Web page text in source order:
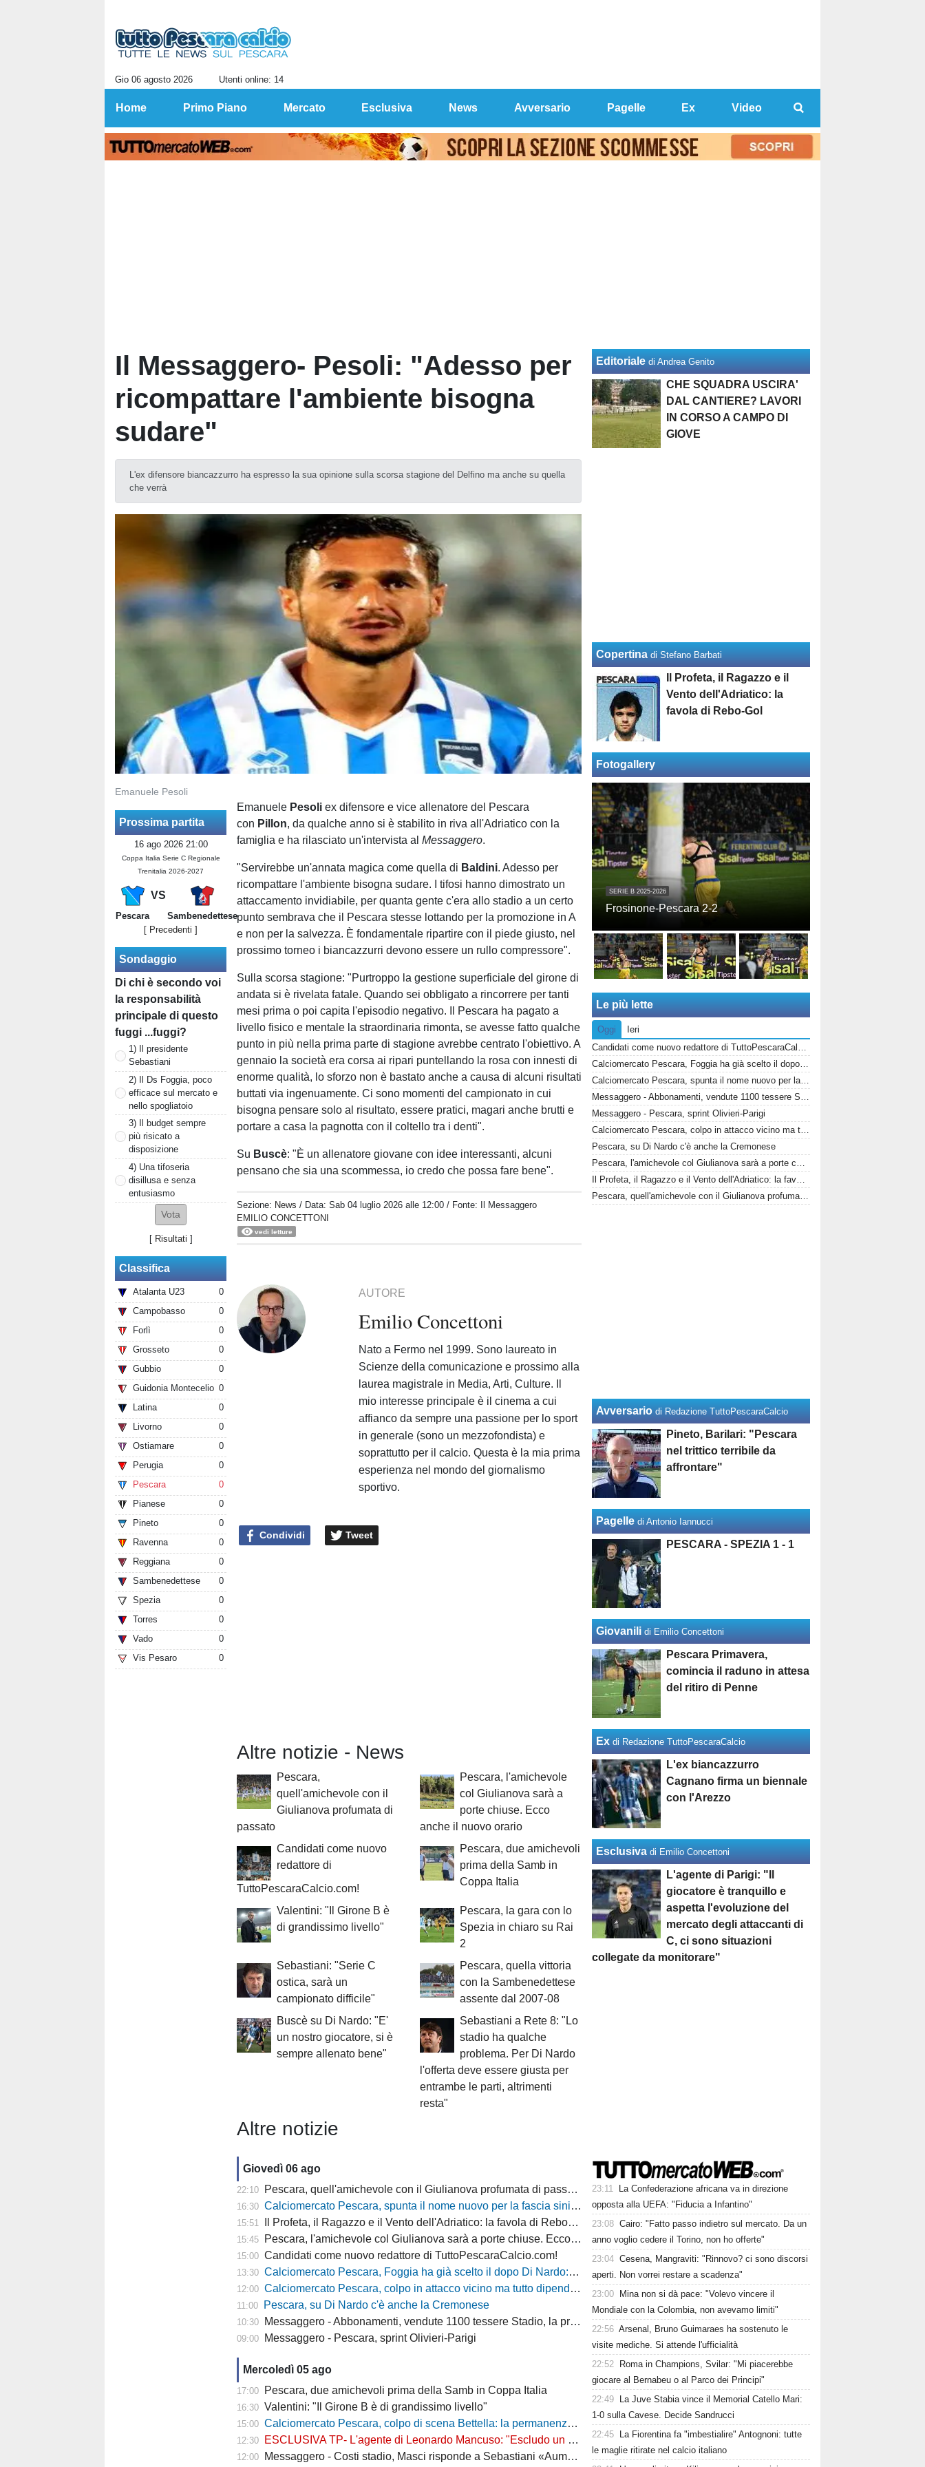
Gio 06 agosto 2026 Utenti online: 14
Home Primo Piano Mercato Esclusiva News Avversario Pagelle Ex Video
Il Messaggero- Pesoli: "Adesso per
ricompattare l'ambiente bisogna
sudare"
L'ex difensore biancazzurro ha espresso la sua opinione sulla scorsa stagione del Delfino ma anche su quella
che verrà
Emanuele Pesoli
Prossima partita
16 ago 2026 21:00
Coppa Italia Serie C Regionale
Trenitalia 2026-2027
VS
Pescara
Sambenedettese
[ Precedenti ]
Sondaggio
Di chi è secondo voi
la responsabilità
principale di questo
fuggi ...fuggi?
1) Il presidente
Sebastiani
2) Il Ds Foggia, poco
efficace sul mercato e
nello spogliatoio
3) Il budget sempre
più risicato a
disposizione
4) Una tifoseria
disillusa e senza
entusiasmo
[ Risultati ]
Classifica
Atalanta U23
0
Campobasso
0
Forlì
0
Grosseto
0
Gubbio
0
Guidonia Montecelio 0
Latina
0
Livorno
0
Ostiamare
0
Perugia
0
Pescara
0
Pianese
0
Pineto
0
Ravenna
0
Reggiana
0
Sambenedettese
0
Spezia
0
Torres
0
Vado
0
Vis Pesaro
0
Emanuele Pesoli ex difensore e vice allenatore del Pescara
con Pillon, da qualche anno si è stabilito in riva all'Adriatico con la
famiglia e ha rilasciato un'intervista alMessaggero.
"Servirebbe un'annata magica come quella di Baldini. Adesso per
ricompattare l'ambiente bisogna sudare. I tifosi hanno dimostrato un
attaccamento invidiabile, per quanta gente c'era allo stadio a un certo
punto sembrava che il Pescara stesse lottando per la promozione in A
e non per la salvezza. È fondamentale ripartire con il piede giusto, nel
prossimo torneo i biancazzurri devono essere un rullo compressore".
Sulla scorsa stagione: "Purtroppo la gestione superficiale del girone di
andata si è rivelata fatale. Quando sei obbligato a rincorrere per tanti
mesi prima o poi capita l'episodio negativo. Il Pescara ha pagato a
livello fisico e mentale la straordinaria rimonta, se avesse fatto qualche
punto in più nella prima parte di stagione avrebbe centrato l'obiettivo. A
gennaio la società era corsa ai ripari puntellando la rosa con innesti di
enorme qualità, lo sforzo non è bastato anche a causa di alcuni risultati
buttati via ingenuamente. Ci sono momenti del campionato in cui
bisogna pensare solo al risultato, essere pratici, magari anche brutti e
portare a casa la pagnotta con il coltello tra i denti".
Su Buscè: "È un allenatore giovane con idee interessanti, alcuni
pensano che sia una scommessa, io credo che possa fare bene".
Sezione: News / Data:Sab 04 luglio 2026 alle 12:00 / Fonte: Il Messaggero
EMILIO CONCETTONI
vedi letture
AUTORE
Emilio Concettoni
Nato a Fermo nel 1999. Sono laureato in
Scienze della comunicazione e prossimo alla
laurea magistrale in Media, Arti, Culture. Il
mio interesse principale è il cinema a cui
affianco da sempre una passione per lo sport
in generale (sono un mezzofondista) e
soprattutto per il calcio. Questa è la mia prima
esperienza nel mondo del giornalismo
sportivo.
Condividi Tweet
Altre notizie - News
Pescara,
quell'amichevole con il
Giulianova profumata di
passato
Pescara, l'amichevole
col Giulianova sarà a
porte chiuse. Ecco
anche il nuovo orario
Candidati come nuovo
redattore di
TuttoPescaraCalcio.com!
Pescara, due amichevoli
prima della Samb in
Coppa Italia
Valentini: "Il Girone B è
di grandissimo livello"
Pescara, la gara con lo
Spezia in chiaro su Rai
2
Sebastiani: "Serie C
ostica, sarà un
campionato difficile"
Pescara, quella vittoria
con la Sambenedettese
assente dal 2007-08
Buscè su Di Nardo: "E'
un nostro giocatore, si è
sempre allenato bene"
Sebastiani a Rete 8: "Lo
stadio ha qualche
problema. Per Di Nardo
l'offerta deve essere giusta per
entrambe le parti, altrimenti
resta"
Altre notizie
Giovedì 06 ago
22:10 Pescara, quell'amichevole con il Giulianova profumata di passato
16:30 Calciomercato Pescara, spunta il nome nuovo per la fascia sinistra
15:51 Il Profeta, il Ragazzo e il Vento dell'Adriatico: la favola di Rebo-Gol
15:45 Pescara, l'amichevole col Giulianova sarà a porte chiuse. Ecco anche il nuovo orario
15:00 Candidati come nuovo redattore di TuttoPescaraCalcio.com!
13:30 Calciomercato Pescara, Foggia ha già scelto il dopo Di Nardo: c'è un nome in cima alla lista
12:00 Calciomercato Pescara, colpo in attacco vicino ma tutto dipende da Di Nardo: il Frosinone si chiama fuori?
11:00 Pescara, su Di Nardo c'è anche la Cremonese
10:30 Messaggero - Abbonamenti, vendute 1100 tessere Stadio, la protesta dei tifosi disabili
09:00 Messaggero - Pescara, sprint Olivieri-Parigi
Mercoledì 05 ago
17:00 Pescara, due amichevoli prima della Samb in Coppa Italia
16:30 Valentini: "Il Girone B è di grandissimo livello"
15:00 Calciomercato Pescara, colpo di scena Bettella: la permanenza non è più un'ipotesi, ecco cosa sta succedendo
12:30 ESCLUSIVA TP- L'agente di Leonardo Mancuso: "Escludo un suo ritorno a Pescara, vuole rimanere in B"
12:00 Messaggero - Costi stadio, Masci risponde a Sebastiani «Aumenti per ridurre il peso sui cittadini»
Editoriale di Andrea Genito
CHE SQUADRA USCIRA'
DAL CANTIERE? LAVORI
IN CORSO A CAMPO DI
GIOVE
Copertina di Stefano Barbati
Il Profeta, il Ragazzo e il
Vento dell'Adriatico: la
favola di Rebo-Gol
Fotogallery
SERIE B 2025-2026
Frosinone-Pescara 2-2
Le più lette
Oggi
Ieri
Candidati come nuovo redattore di TuttoPescaraCalcio.com!
Calciomercato Pescara, Foggia ha già scelto il dopo Di Nardo: c'è un nome in cima alla lista
Calciomercato Pescara, spunta il nome nuovo per la fascia sinistra
Messaggero - Abbonamenti, vendute 1100 tessere Stadio, la protesta dei tifosi disabili
Messaggero - Pescara, sprint Olivieri-Parigi
Calciomercato Pescara, colpo in attacco vicino ma tutto dipende da Di Nardo: il Frosinone si chiama fuori?
Pescara, su Di Nardo c'è anche la Cremonese
Pescara, l'amichevole col Giulianova sarà a porte chiuse. Ecco anche il nuovo orario
Il Profeta, il Ragazzo e il Vento dell'Adriatico: la favola di Rebo-Gol
Pescara, quell'amichevole con il Giulianova profumata di passato
Avversario di Redazione TuttoPescaraCalcio
Pineto, Barilari: "Pescara
nel trittico terribile da
affrontare"
Pagelle di Antonio Iannucci
PESCARA - SPEZIA 1 - 1
Giovanili di Emilio Concettoni
Pescara Primavera,
comincia il raduno in attesa
del ritiro di Penne
Ex di Redazione TuttoPescaraCalcio
L'ex biancazzurro
Cagnano firma un biennale
con l'Arezzo
Esclusiva di Emilio Concettoni
L'agente di Parigi: "Il
giocatore è tranquillo e
aspetta l'evoluzione del
mercato degli attaccanti di
C, ci sono situazioni
collegate da monitorare"
23:11
La Confederazione africana va in direzione
opposta alla UEFA: "Fiducia a Infantino"
23:08 Cairo: "Fatto passo indietro sul mercato. Da un
anno voglio cedere il Torino, non ho offerte"
23:04 Cesena, Mangraviti: "Rinnovo? ci sono discorsi
aperti. Non vorrei restare a scadenza"
23:00
Mina non si dà pace: "Volevo vincere il
Mondiale con la Colombia, non avevamo limiti"
22:56 Arsenal, Bruno Guimaraes ha sostenuto le
visite mediche. Si attende l'ufficialità
22:52
Roma in Champions, Svilar: "Mi piacerebbe
giocare al Bernabeu o al Parco dei Principi"
22:49
La Juve Stabia vince il Memorial Catello Mari:
1-0 sulla Cavese. Decide Sandrucci
22:45
La Fiorentina fa "imbestialire" Antognoni: tutte
le maglie ritirate nel calcio italiano